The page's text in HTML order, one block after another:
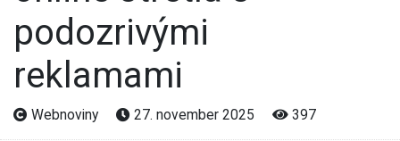
podozrivými
reklamami
Webnoviny 27. november 2025 397